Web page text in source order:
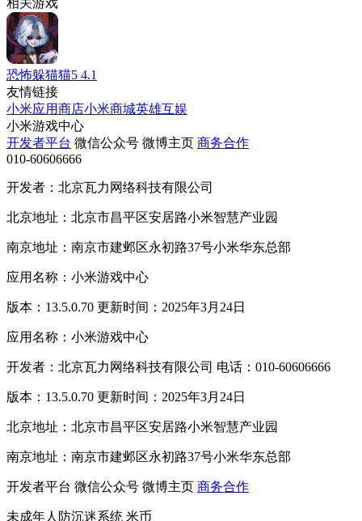
恐怖躲猫猫5 4.1
友情链接
小米应用商店小米商城英雄互娱
小米游戏中心
开发者平台 微信公众号 微博主页 商务合作
010-60606666
开发者：北京瓦力网络科技有限公司
北京地址：北京市昌平区安居路小米智慧产业园
南京地址：南京市建邺区永初路37号小米华东总部
应用名称：小米游戏中心
版本：13.5.0.70 更新时间：2025年3月24日
应用名称：小米游戏中心
开发者：北京瓦力网络科技有限公司 电话：010-60606666
版本：13.5.0.70 更新时间：2025年3月24日
北京地址：北京市昌平区安居路小米智慧产业园
南京地址：南京市建邺区永初路37号小米华东总部
开发者平台 微信公众号 微博主页 商务合作
未成年人防沉迷系统 米币